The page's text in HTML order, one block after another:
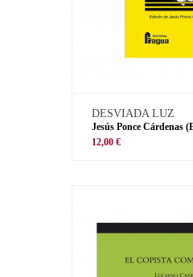
DESVIADA LUZ
Jesús Ponce Cárdenas
12,00 €